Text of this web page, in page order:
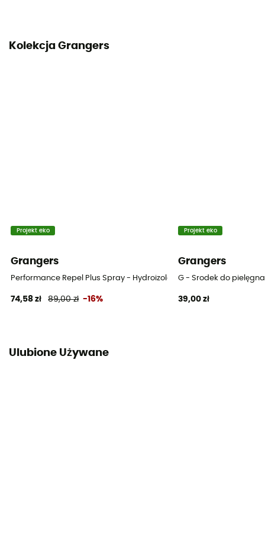
Kolekcja Grangers
Projekt eko
Grangers
Performance Repel Plus Spray - Hydroizolacja
74,58 zł 89,00 zł -16%
Projekt eko
Grangers
G - Srodek do
39,00 zł
Ulubione Używane